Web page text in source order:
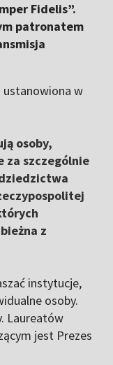
Fidelis”.
patronatem
ustanowiona w
osoby,
za szczególnie
z
instytucje,
osoby.
Laureatów
jest Prezes